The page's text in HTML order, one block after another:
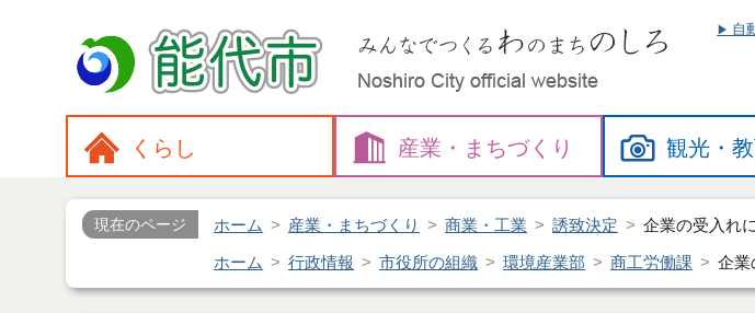
自
くらし 産業・ まちづくり 観光・
現在のページ ホーム 産業・まちづくり 商業・工業 誘致決定 企業の受入れ
ホーム 行政情報 市役所の組織 環境産業部 商工労働課 企業